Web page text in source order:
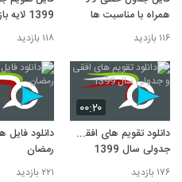
همراه با مناسبت ها
۱۱۶ بازدید
1399 لایه باز
۱۱۸ بازدید
۰۰:۲۰
دانلود تقویم های افقی و
جدولی سال 1399
۱۷۶ بازدید
دانلود فایل
رمضان
۲۲۱ بازدید